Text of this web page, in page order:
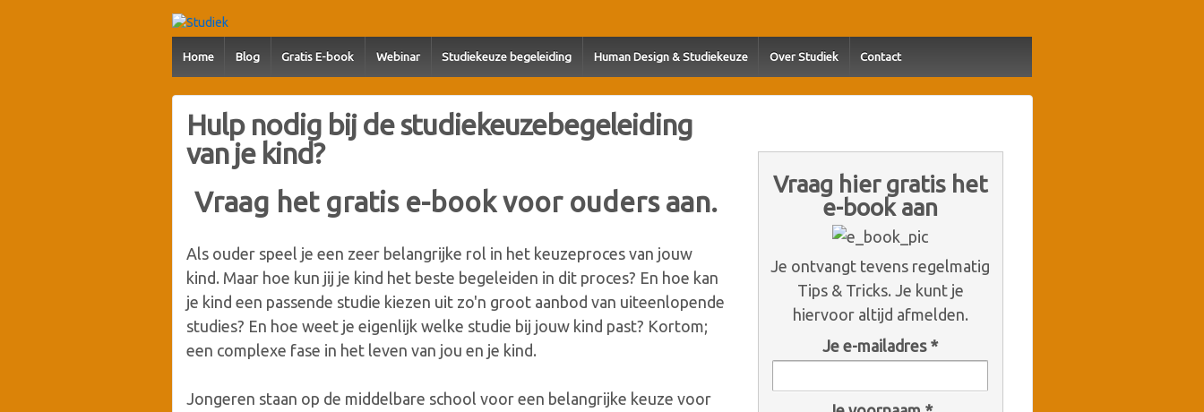
Home Blog Gratis E-book Webinar Studiekeuze begeleiding Human Design & Studiekeuze Over Studiek Contact
Hulp nodig bij de studiekeuzebegeleiding
van je kind?
Vraag het gratis e-book voor ouders aan.
Als ouder speel je een zeer belangrijke rol in het keuzeproces van jouw
kind. Maar hoe kun jij je kind het beste begeleiden in dit proces? En hoe kan
je kind een passende studie kiezen uit zo'n groot aanbod van uiteenlopende
studies? En hoe weet je eigenlijk welke studie bij jouw kind past? Kortom;
een complexe fase in het leven van jou en je kind.
Jongeren staan op de middelbare school voor een belangrijke keuze voor
Vraag hier gratis het
e-book aan
Je ontvangt tevens regelmatig
Tips & Tricks. Je kunt je
hiervoor altijd afmelden.
Je e-mailadres *